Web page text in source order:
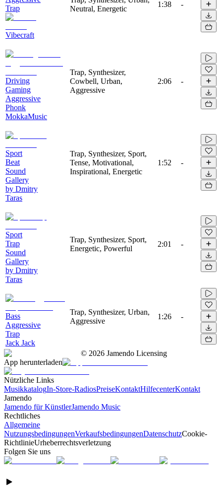
Trap
Vibecraft
Neutral, Energetic
1:38 -
Driving
Gaming
Aggressive
Phonk
MokkaMusic
Trap, Synthesizer,
Cowbell, Urban,
Aggressive
2:06 -
Sport
Beat
Sound
Gallery
by Dmitry
Taras
Trap, Synthesizer, Sport,
Tense, Motivational,
Inspirational, Energetic
1:52 -
Sport
Trap
Sound
Gallery
by Dmitry
Taras
Trap, Synthesizer, Sport,
Energetic, Powerful
2:01 -
Bass
Aggressive
Trap
Jack Jack
Trap, Synthesizer, Urban,
Aggressive
1:26 -
© 2026 Jamendo Licensing
App herunterladen
Nützliche Links
MusikkatalogIn-Store-RadiosPreiseKontaktHilfecenterKontakt
Jamendo
Jamendo für KünstlerJamendo Music
Rechtliches
Allgemeine
NutzungsbedingungenVerkaufsbedingungenDatenschutzCookie-
RichtlinieUrheberrechtsverletzung
Folgen Sie uns